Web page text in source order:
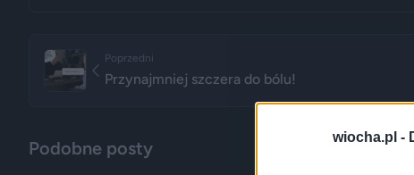
wiocha.pl -
Poprzedni
Przynajmniej szczera do bólu!
Podobne posty